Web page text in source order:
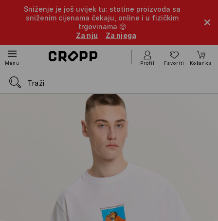
Sniženje je još uvijek tu: stotine proizvoda sa
sniženim cijenama čekaju, online i u fizičkim
trgovinama 🤑
Za nju
Za njega
Menu Profil Favoriti Košarica